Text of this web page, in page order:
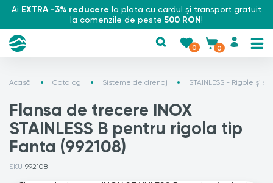
Ai EXTRA -3% reducere la plata cu cardul și transport gratuit
la comenzile de peste 500 RON!
0 0
Acasă Catalog Sisteme de drenaj STAINLESS - Rigole și
Flansa de trecere INOX
STAINLESS B pentru rigola tip
Fanta (992108)
SKU 992108